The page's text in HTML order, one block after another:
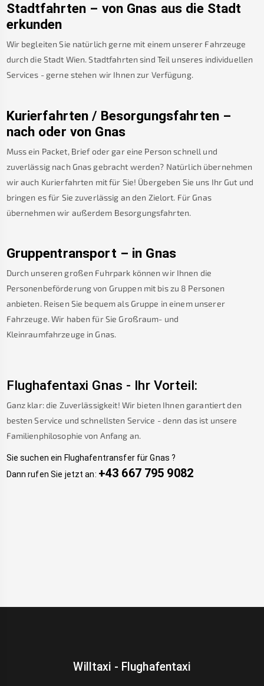
Stadtfahrten – von Gnas aus die Stadt
erkunden
Wir begleiten Sie natürlich gerne mit einem unserer Fahrzeuge
durch die Stadt Wien. Stadtfahrten sind Teil unseres individuellen
Services - gerne stehen wir Ihnen zur Verfügung.
Kurierfahrten / Besorgungsfahrten –
nach oder von Gnas
Muss ein Packet, Brief oder gar eine Person schnell und
zuverlässig nach Gnas gebracht werden? Natürlich übernehmen
wir auch Kurierfahrten mit für Sie! Übergeben Sie uns Ihr Gut und
bringen es für Sie zuverlässig an den Zielort. Für Gnas
übernehmen wir außerdem Besorgungsfahrten.
Gruppentransport – in Gnas
Durch unseren großen Fuhrpark können wir Ihnen die
Personenbeförderung von Gruppen mit bis zu 8 Personen
anbieten. Reisen Sie bequem als Gruppe in einem unserer
Fahrzeuge. Wir haben für Sie Großraum- und
Kleinraumfahrzeuge in Gnas.
Flughafentaxi Gnas - Ihr Vorteil:
Ganz klar: die Zuverlässigkeit! Wir bieten Ihnen garantiert den
besten Service und schnellsten Service - denn das ist unsere
Familienphilosophie von Anfang an.
Sie suchen ein Flughafentransfer für Gnas ?
Dann rufen Sie jetzt an: +43 667 795 9082
Willtaxi - Flughafentaxi